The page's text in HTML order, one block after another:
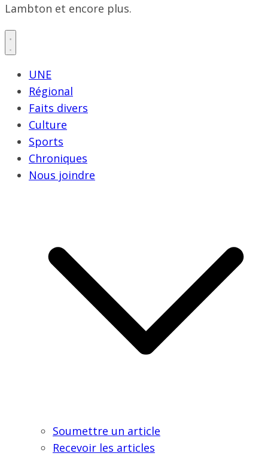
Lambton et encore plus.
UNE
Régional
Faits divers
Culture
Sports
Chroniques
Nous joindre
Soumettre un article
Recevoir les articles